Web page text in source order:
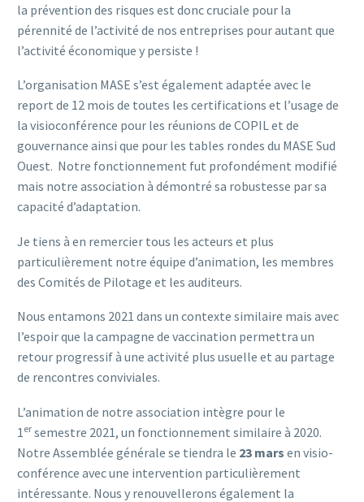
la prévention des risques est donc cruciale pour la
pérennité de l’activité de nos entreprises pour autant que
l’activité économique y persiste !
L’organisation MASE s’est également adaptée avec le
report de 12 mois de toutes les certifications et l’usage de
la visioconférence pour les réunions de COPIL et de
gouvernance ainsi que pour les tables rondes du MASE Sud
Ouest. Notre fonctionnement fut profondément modifié
mais notre association à démontré sa robustesse par sa
capacité d’adaptation.
Je tiens à en remercier tous les acteurs et plus
particulièrement notre équipe d’animation, les membres
des Comités de Pilotage et les auditeurs.
Nous entamons 2021 dans un contexte similaire mais avec
l’espoir que la campagne de vaccination permettra un
retour progressif à une activité plus usuelle et au partage
de rencontres conviviales.
L’animation de notre association intègre pour le
1 er semestre 2021, un fonctionnement similaire à 2020.
Notre Assemblée générale se tiendra le 23 mars en visio-
conférence avec une intervention particulièrement
intéressante. Nous y renouvellerons également la